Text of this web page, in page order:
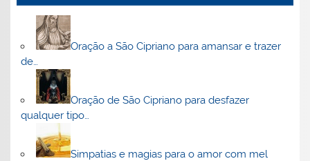
Oração a São Cipriano para amansar e trazer
de…
Oração de São Cipriano para desfazer
qualquer tipo…
Simpatias e magias para o amor com mel